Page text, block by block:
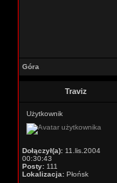
Góra
Traviz
Użytkownik
Dołączył(a): 11.lis.2004
00:30:43
Posty: 111
Lokalizacja: Płońsk